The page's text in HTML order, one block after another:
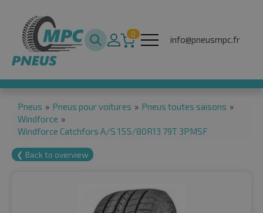
0
info@pneusmpc.fr
Pneus » Pneus pour voitures » Pneus toutes saisons »
Windforce »
Windforce Catchfors A/S 155/80R13 79T 3PMSF
❮ Back to overview